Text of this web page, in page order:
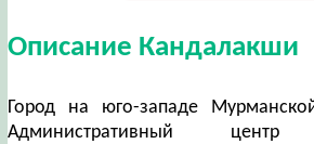
Описание Кандалакши
Город на юго-западе
Административный центр